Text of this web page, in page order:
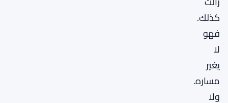
كذلك.
فهو
لا
يغير
مساره.
ولا